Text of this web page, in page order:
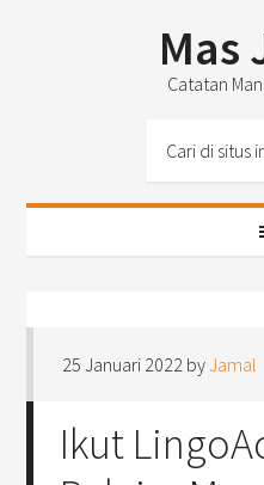
Mas
Catatan
25 Januari 2022 byJamal
Ikut